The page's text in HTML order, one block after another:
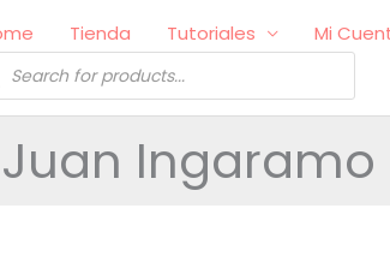
Tienda Tutoriales Mi
Juan Ingaramo